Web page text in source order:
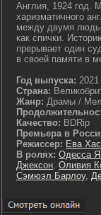
Англия, 1924 год.
харизматичного
между двумя
как спички.
прерывает один
в своей памяти в
Год выпуска: 2021
Страна:
Жанр: Драмы /
Качество: BDRip
Премьера в
Режиссер: Ева
В ролях: Одесса
Джексон, Оливия
Сэмюэл Барлоу,